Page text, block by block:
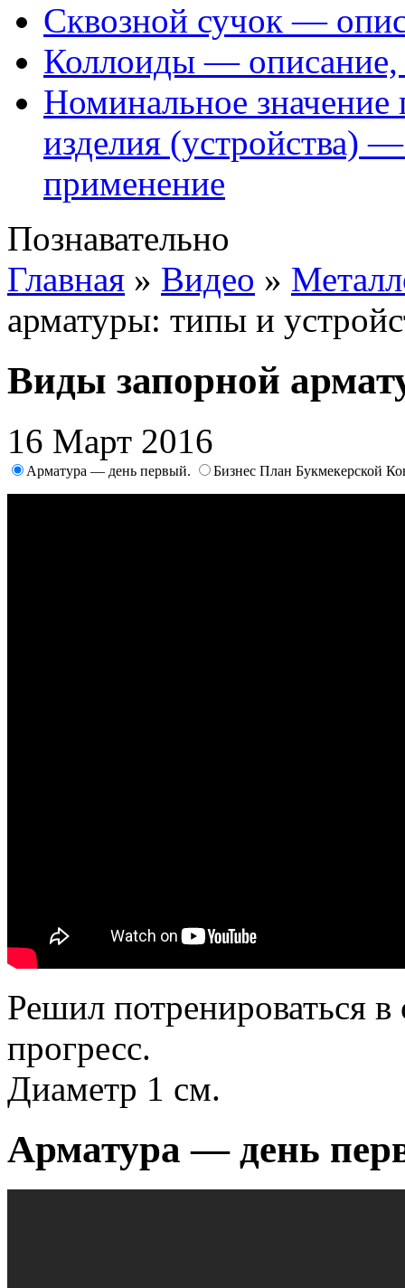
Сквозной сучок —
Коллоиды — описание,
Номинальное значение
изделия (устройства)
применение
Познавательно
Главная » Видео »
арматуры: типы и
Виды запорной
16 Март 2016
Арматура — день первый. Бизнес План Букмекерской
Решил потренироваться в
прогресс.
Диаметр 1 см.
Арматура — день